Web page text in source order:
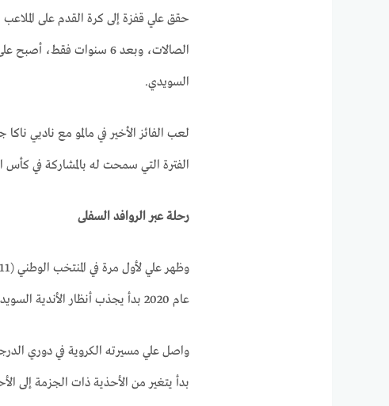
الصالات، وبعد 6 سنوات
السويدي.
الفترة التي سمحت له بالمشاركة في كأس الشمال لكرة
رحلة عبر الروافد السفلى
عام 2020 بدأ يجذب أنظار الأندية السويدية أثناء لعبه مع نادي سولينتونا.
واصل علي مسيرته الكروية في دوري
بدأ يتغير من الأحذية ذات الجزمة إلى